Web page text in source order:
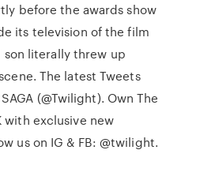
before the awards show
its television of the film
son literally threw up
The latest Tweets
(@Twilight). Own The
with exclusive new
us on IG & FB: @twilight.